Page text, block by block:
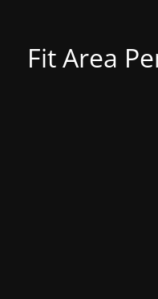
Fit Area